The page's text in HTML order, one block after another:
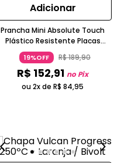
Adicionar
Prancha Mini Absolute Touch
Plástico Resistente Placas
Cerâmicas Preta E Laranja GBS
19%OFF R$189,90
R$ 152,91 no Pix
ou 2x de R$ 84,95